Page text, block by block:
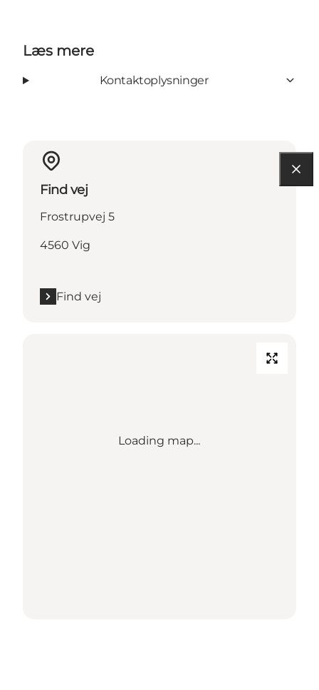
Læs mere
Kontaktoplysninger
Find vej
Frostrupvej 5
4560 Vig
Find vej
Loading map...